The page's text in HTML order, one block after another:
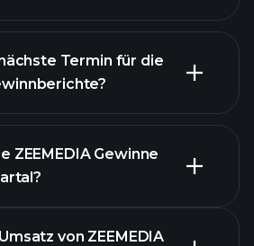
Finanzberichte von
Termin für die
ZEEMEDIA Gewinne
von ZEEMEDIA